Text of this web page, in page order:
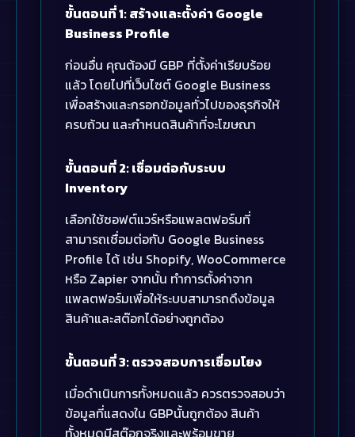
ขั้นตอนที่ 1: สร้างและตั้งค่า Google
Business Profile
ก่อนอื่น คุณต้องมี GBP ที่ตั้งค่าเรียบร้อย
แล้ว โดยไปที่เว็บไซต์ Google Business
เพื่อสร้างและกรอกข้อมูลทั่วไปของธุรกิจให้
ครบถ้วน และกำหนดสินค้าที่จะโฆษณา
ขั้นตอนที่ 2: เชื่อมต่อกับระบบ
Inventory
เลือกใช้ซอฟต์แวร์หรือแพลตฟอร์มที่
สามารถเชื่อมต่อกับ Google Business
Profile ได้ เช่น Shopify, WooCommerce
หรือ Zapier จากนั้น ทำการตั้งค่าจาก
แพลตฟอร์มเพื่อให้ระบบสามารถดึงข้อมูล
สินค้าและสต๊อกได้อย่างถูกต้อง
ขั้นตอนที่ 3: ตรวจสอบการเชื่อมโยง
เมื่อดำเนินการทั้งหมดแล้ว ควรตรวจสอบว่า
ข้อมูลที่แสดงใน GBPนั้นถูกต้อง สินค้า
ทั้งหมดมีสต๊อกจริงและพร้อมขาย